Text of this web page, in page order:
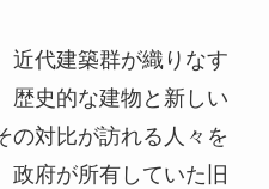
近代建築群が織りなす
歴史的な建物と新しい
の対比が訪れる人々を
政府が所有していた旧